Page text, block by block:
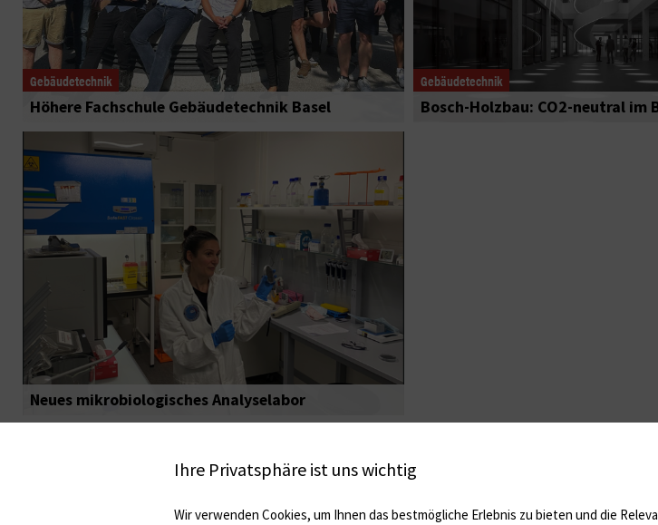
Gebäudetechnik
Höhere Fachschule Gebäudetechnik Basel
Gebäudetechnik
Bosch-Holzbau: CO2-neutral im
Neues mikrobiologisches Analyselabor
Ihre Privatsphäre ist uns wichtig
Wir verwenden Cookies, um Ihnen das bestmögliche Erlebnis zu bieten und die